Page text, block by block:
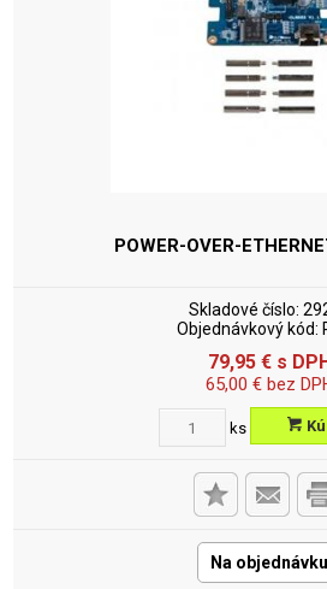
POWER-OVER-
Skladové číslo:
Objednávkový kód:
79,95 €s
65,00 €bez
ks
Na objednávku